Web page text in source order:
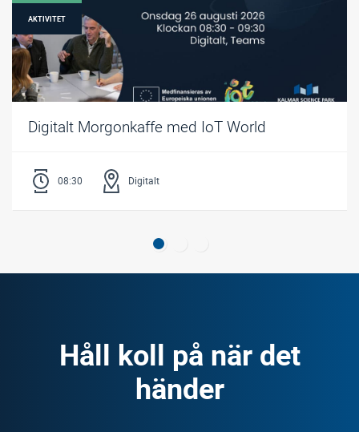
AKTIVITET
Digitalt Morgonkaffe med IoT World
08:30 Digitalt
Håll koll på när det
händer